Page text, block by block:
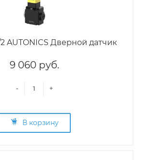
2 AUTONICS Дверной датчик
9 060 руб.
- +
В корзину